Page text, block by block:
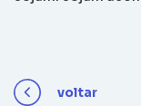
voltar